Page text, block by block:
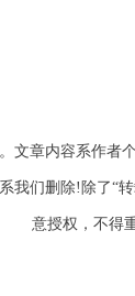
文章内容系作者
我们删除!除了“
意授权，不得